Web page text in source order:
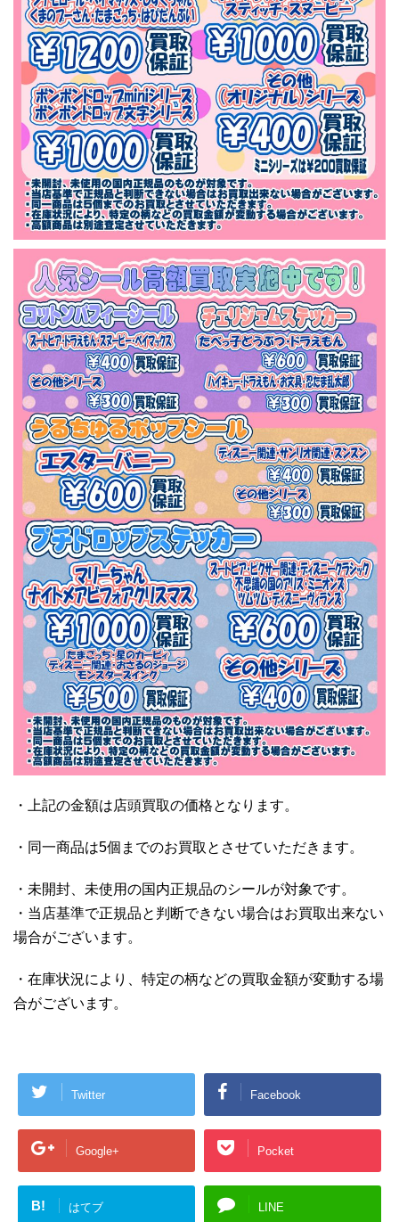
・上記の金額は店頭買取の価格となります。
・同一商品は5個までのお買取とさせていただきます。
・未開封、未使用の国内正規品のシールが対象です。
・当店基準で正規品と判断できない場合はお買取出来ない
場合がございます。
・在庫状況により、特定の柄などの買取金額が変動する場
合がございます。
Twitter Facebook
Google+ Pocket
B! はてブ LINE